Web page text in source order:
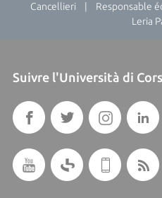
Cancellieri | Responsable
Leria
Suivre l'Università di